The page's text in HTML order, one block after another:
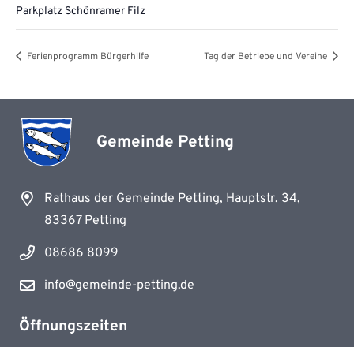
Parkplatz Schönramer Filz
Ferienprogramm Bürgerhilfe Tag der Betriebe und Vereine
Gemeinde Petting
Rathaus der Gemeinde Petting, Hauptstr. 34,
83367 Petting
08686 8099
info@gemeinde-petting.de
Öffnungszeiten